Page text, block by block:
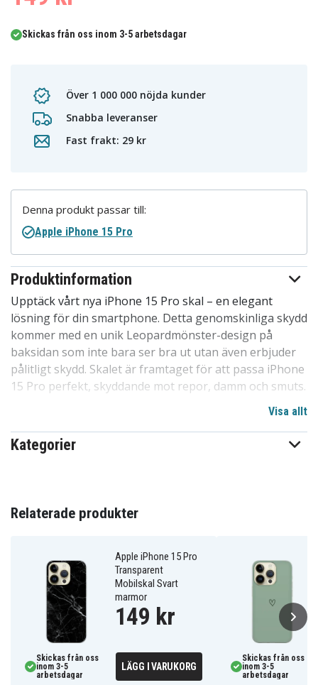
Skickas från oss inom 3-5 arbetsdagar
Över 1 000 000 nöjda kunder
Snabba leveranser
Fast frakt: 29 kr
Produktinformation
Upptäck vårt nya iPhone 15 Pro skal – en elegant
lösning för din smartphone. Detta genomskinliga skydd
kommer med en unik Leopardmönster-design på
baksidan som inte bara ser bra ut utan även erbjuder
pålitligt skydd. Skalet är framtaget för att passa iPhone
15 Pro perfekt, skyddande mot repor, damm och smuts.
Vår design är fri från skarpa kanter och enkel att
montera eller avlägsna från din mobil, utan risk för
repor eller andra skador. Det är en av de mest populära
konkurrensen. Ett utmärkt val för att skydda telefoner
inom familjen, bland barn och vänner. Särskilt anpassat
Detaljer om produkten:
-Speciellt utformat för iPhone 15 Pro, kompatibelt med
trådlös laddning.
-Mobilskyddet är noggrant designat för att omge och
skydda din enhet från repor och slitage, samtidigt som
det ger fullständigt skydd runt alla kanter, knappar och
Visa allt
Kategorier
Denna produkt passar till:
Apple iPhone 15 Pro
Relaterade produkter
Apple iPhone 15 Pro
Transparent
Mobilskal Svart
marmor
149 kr
Skickas från oss
inom 3-5
arbetsdagar
LÄGG I VARUKORG
Skickas från oss
inom 3-5
arbetsdagar